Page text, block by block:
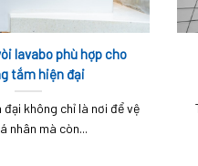
lavabo phù hợp cho
tắm hiện đại
đại không chỉ là nơi để vệ
nhân mà còn...